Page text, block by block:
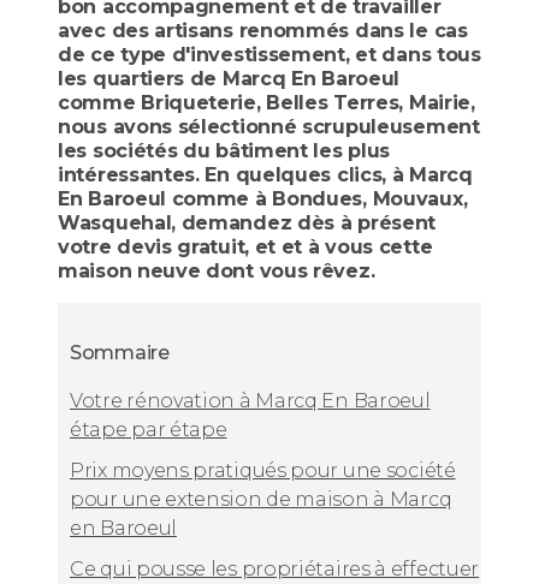
bon accompagnement et de travailler
avec des artisans renommés dans le cas
de ce type d'investissement, et dans tous
les quartiers de Marcq En Baroeul
comme Briqueterie, Belles Terres, Mairie,
nous avons sélectionné scrupuleusement
les sociétés du bâtiment les plus
intéressantes. En quelques clics, à Marcq
En Baroeul comme à Bondues, Mouvaux,
Wasquehal, demandez dès à présent
votre devis gratuit, et et à vous cette
maison neuve dont vous rêvez.
Sommaire
Votre rénovation à Marcq En Baroeul
étape par étape
Prix moyens pratiqués pour une société
pour une extension de maison à Marcq
en Baroeul
Ce qui pousse les propriétaires à effectuer